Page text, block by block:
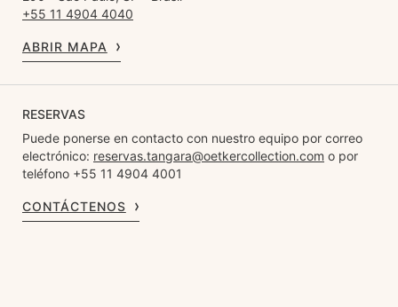
+55 11 4904 4040
ABRIR MAPA
RESERVAS
Puede ponerse en contacto con nuestro equipo por correo
electrónico: reservas.tangara@oetkercollection.com o por
teléfono +55 11 4904 4001
CONTÁCTENOS